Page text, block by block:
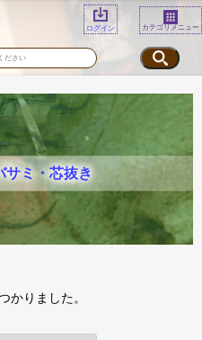
ログイン カテゴリメニュー
サミ・芯抜き
かりました。